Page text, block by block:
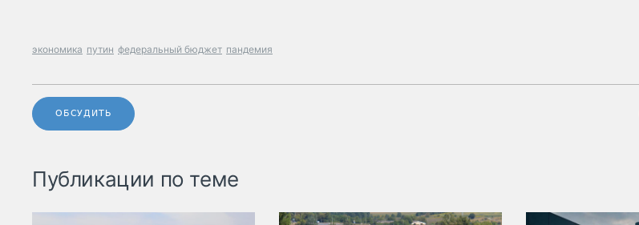
экономика путин федеральный бюджет пандемия
ОБСУДИТЬ
Публикации по теме